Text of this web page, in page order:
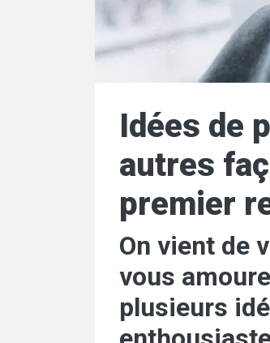
Idées de
autres
premier
On vient de
vous
plusieurs